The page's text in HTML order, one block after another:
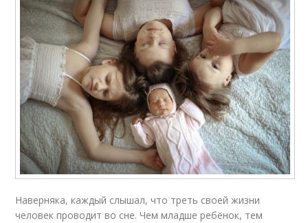
Наверняка, каждый слышал, что треть своей жизни
человек проводит во сне. Чем младше ребёнок, тем